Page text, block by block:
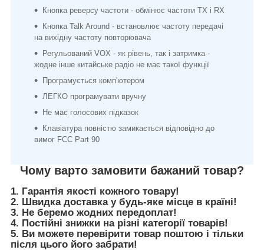
Кнопка реверсу частоти - обмінює частоти TX і RX
Кнопка Talk Around - встановлює частоту передачі
на вихідну частоту повторювача
Регульований VOX - як рівень, так і затримка -
жодне інше китайське радіо не має такої функції
Програмується комп'ютером
ЛЕГКО програмувати вручну
Не має голосових підказок
Клавіатура повністю замикається відповідно до
вимог FCC Part 90
Чому варто замовити бажаний товар?
1. Гарантія якості кожного товару!
2. Швидка доставка у будь-яке місце в країні!
3. Не беремо жодних передоплат!
4. Постійні знижки на різні категорії товарів!
5. Ви можете перевірити товар поштою і тільки
після цього його забрати!